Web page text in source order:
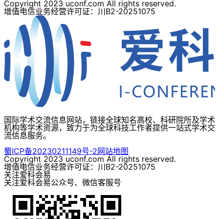
Copyright 2023 uconf.com All rights reserved.
增值电信业务经营许可证：川B2-20251075
国际学术交流信息网站，链接全球知名高校、科研院所及学术
机构等学术资源，致力于为全球科技工作者提供一站式学术交
流信息服务。
蜀ICP备20230211149号-2网站地图
Copyright 2023 uconf.com All rights reserved.
增值电信业务经营许可证：川B2-20251075
关注爱科会易
关注爱科会易公众号、微信客服号